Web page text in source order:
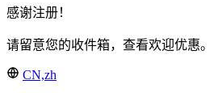
感谢注册！
请留意您的收件箱，查看欢迎优惠。
CN,zh